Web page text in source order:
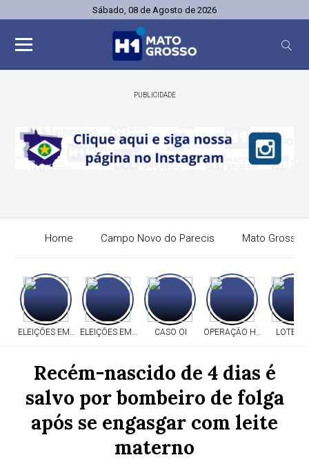
Sábado, 08 de Agosto de 2026
PUBLICIDADE
Home Campo Novo do Parecis Mato Grosso
ELEIÇÕES EM MTELEIÇÕES EM MT CASO OI OPERAÇÃO HERITAGE
Recém-nascido de 4 dias é
salvo por bombeiro de folga
após se engasgar com leite
materno